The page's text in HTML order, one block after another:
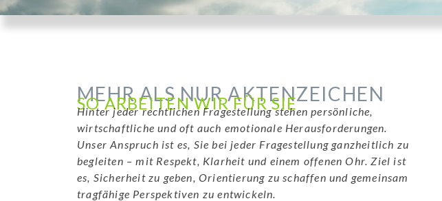
MEHR ALS NUR AKTENZEICHEN
SO ARBEITEN WIR FÜR SIE
Hinter jeder rechtlichen Fragestellung stehen persönliche,
wirtschaftliche und oft auch emotionale Herausforderungen.
Unser Anspruch ist es, Sie bei jeder Fragestellung ganzheitlich zu
begleiten – mit Respekt, Klarheit und einem offenen Ohr. Ziel ist
es, Sicherheit zu geben, Orientierung zu schaffen und gemeinsam
tragfähige Perspektiven zu entwickeln.